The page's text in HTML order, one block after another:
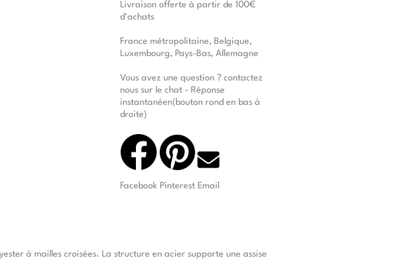
Livraison offerte à partir de 100€
d'achats
France métropolitaine, Belgique,
Luxembourg, Pays-Bas, Allemagne
Vous avez une question ? contactez
nous sur le chat - Réponse
instantanéen(bouton rond en bas à
droite)
Facebook Pinterest Email
à mailles croisées. La structure en acier supporte une assise